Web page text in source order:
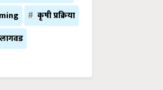
कृषी प्रक्रिया